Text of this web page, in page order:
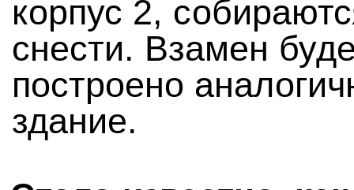
корпус 2,
снести. Взамен
построено
здание.